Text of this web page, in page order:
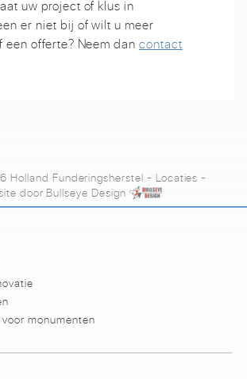
uw project of klus in
er niet bij of wilt u meer
een offerte? Neem dancontact
Funderingsherstel - Locaties -
door Bullseye Design
monumenten